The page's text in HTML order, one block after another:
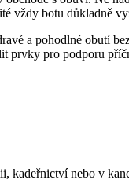
vždy botu důkladně
a pohodlné obutí
pro podporu
nebo v